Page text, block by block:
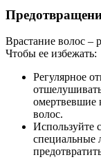
Врастание волос –
Чтобы ее избежать:
Регулярное
омертвевшие
волос.
Используйте
специальные